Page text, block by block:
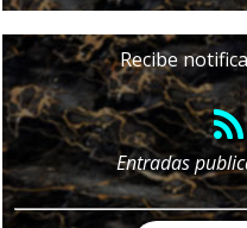
Recibe
Entradas